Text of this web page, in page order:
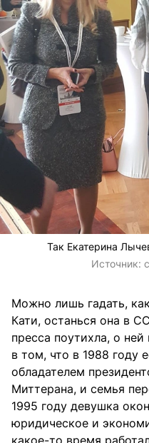
Так Екатерина
Источник:
Можно лишь гадать,
Кати, останься она в
пресса поутихла, о
в том, что в 1988 году
обладателем
Миттерана, и семья
1995 году девушка
юридическое и